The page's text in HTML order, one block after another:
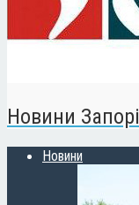
Новини
Новини